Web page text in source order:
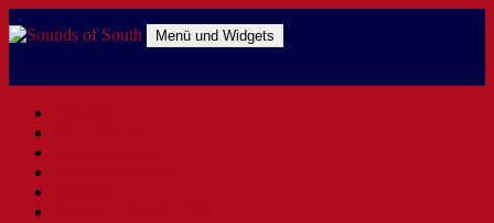
Inhalt
Menü und Widgets